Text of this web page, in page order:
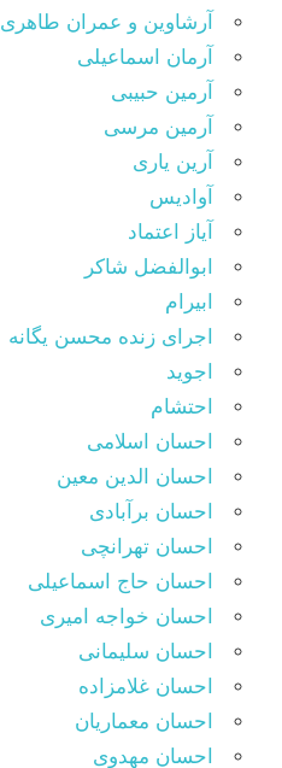
آرشاوین و عمران طاهری
آرمان اسماعیلی
آرمین حبیبی
آرمین مرسی
آرین یاری
آوادیس
آیاز اعتماد
ابوالفضل شاکر
ابیرام
اجرای زنده محسن یگانه
اجوید
احتشام
احسان اسلامی
احسان الدین معین
احسان برآبادی
احسان تهرانچی
احسان حاج اسماعیلی
احسان خواجه امیری
احسان سلیمانی
احسان غلامزاده
احسان معماریان
احسان مهدوی